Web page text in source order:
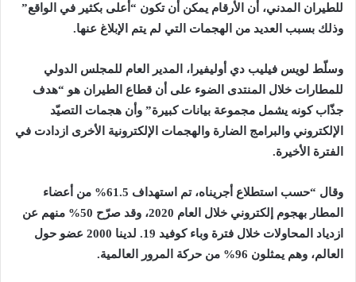
للطيران المدني، أن الأرقام يمكن أن تكون “أعلى بكثير في الواقع”
وذلك بسبب العديد من الهجمات التي لم يتم الإبلاغ عنها.
وسلّط لويس فيليب دي أوليفيرا، المدير العام للمجلس الدولي
للمطارات خلال المنتدى الضوء على أن قطاع الطيران هو “هدف
جذّاب كونه يشمل مجموعة بيانات كبيرة” وأن هجمات التصيّد
الإلكتروني والبرامج الضارة والهجمات الإلكترونية الأخرى ازدادت في
الفترة الأخيرة.
وقال “حسب استطلاع أجريناه، تم استهداف 61.5% من أعضاء
المطار بهجوم إلكتروني خلال العام 2020، وقد صرّح 50% منهم عن
ازدياد المحاولات خلال فترة وباء كوفيد 19. لدينا 2000 عضو حول
العالم، وهم يمثلون 96% من حركة المرور العالمية.